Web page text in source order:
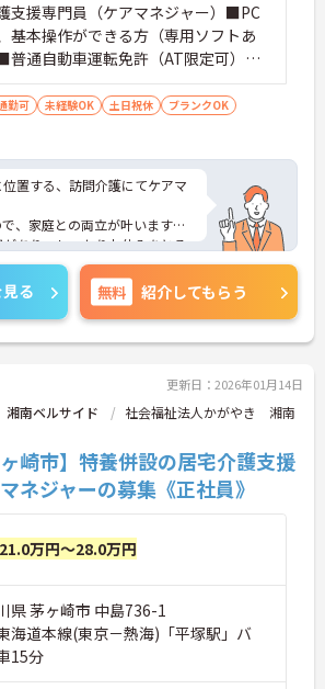
支援専門員（ケアマネジャー）■PC
基本操作ができる方（専用ソフトあ
普通自動車運転免許（AT限定可）あ
可■経験不問
勤可 未経験OK 土日祝休
ブランクOK
置する、訪問介護にてケアマ
、家庭との両立が叶います☆
あり、しっかりお休みをとる
能なので、通勤らくらくです
面接対策ポイントなど、さら
のでお気軽にご相談くださ
る 無料 紹介してもらう
更新日：2026年01月14日
南ベルサイド
社会福祉法人かがやき 湘南
ヶ崎市】特養併設の居宅介護支援
ネジャーの募集《正社員》
21.0万円～28.0万円
県 茅ヶ崎市 中島736-1
海道本線(東京－熱海)「平塚駅」バ
15分